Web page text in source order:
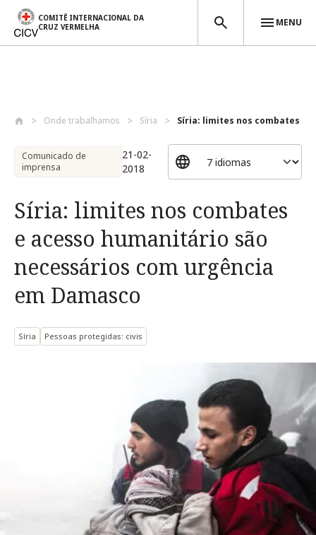
COMITÊ INTERNACIONAL DA
CRUZ VERMELHA
MENU
Onde trabalhamos Síria Síria: limites nos combates e
Comunicado de
imprensa
21-02-
2018
Síria: limites nos combates
e acesso humanitário são
necessários com urgência
em Damasco
Síria Pessoas protegidas: civis